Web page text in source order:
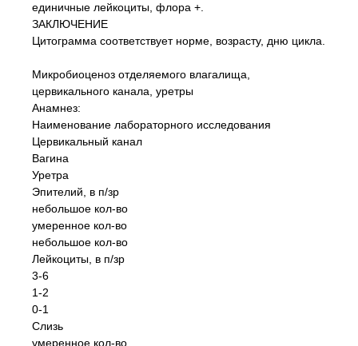
единичные лейкоциты, флора +.
ЗАКЛЮЧЕНИЕ
Цитограмма соответствует норме, возрасту, дню цикла.
Микробиоценоз отделяемого влагалища,
цервикального канала, уретры
Анамнез:
Наименование лабораторного исследования
Цервикальный канал
Вагина
Уретра
Эпителий, в п/зр
небольшое кол-во
умеренное кол-во
небольшое кол-во
Лейкоциты, в п/зр
3-6
1-2
0-1
Слизь
умеренное кол-во